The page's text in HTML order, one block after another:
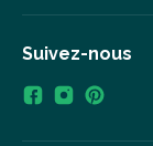
Suivez-nous